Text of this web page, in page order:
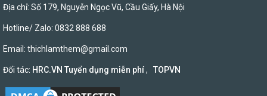
Địa chỉ: Số 179, Nguyễn Ngọc Vũ, Cầu Giấy, Hà Nội
Hotline/ Zalo: 0832 888 688
Email: thichlamthem@gmail.com
Đối tác: HRC.VN Tuyển dụng miễn phí, TOPVN